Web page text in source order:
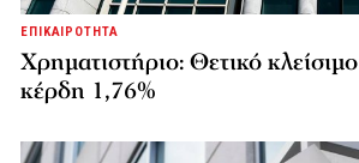
ΕΠΙΚΑΙΡΟΤΗΤΑ
Χρηματιστήριο: Θετικό
κέρδη 1,76%